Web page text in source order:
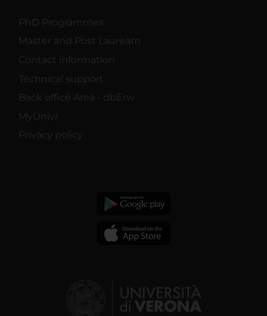
PhD Programmes
Master and Post Lauream
Contact information
Technical support
Back office Area - dbErw
MyUnivr
Privacy policy